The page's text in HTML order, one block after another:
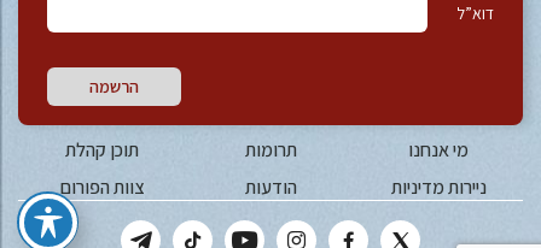
דוא”ל
הרשמה
מי אנחנו תרומות
תוכן קהלת
ניירות מדיניות
הודעות צוות הפורום